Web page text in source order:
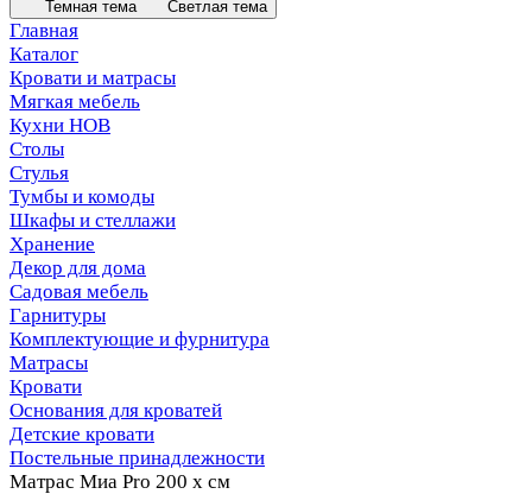
Темная тема Светлая тема
Главная
Каталог
Кровати и матрасы
Мягкая мебель
Кухни НОВ
Столы
Стулья
Тумбы и комоды
Шкафы и стеллажи
Хранение
Декор для дома
Садовая мебель
Гарнитуры
Комплектующие и фурнитура
Матрасы
Кровати
Основания для кроватей
Детские кровати
Постельные принадлежности
Матрас Миа Pro 200 х см